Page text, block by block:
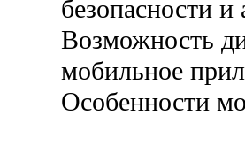
безопасности и
Возможность
мобильное
Особенности